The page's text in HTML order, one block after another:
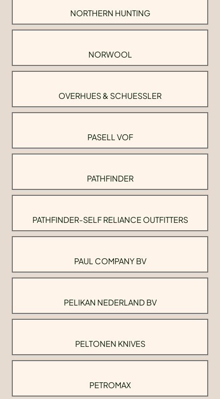
NORTHERN HUNTING
NORWOOL
OVERHUES & SCHUESSLER
PASELL VOF
PATHFINDER
PATHFINDER-SELF RELIANCE OUTFITTERS
PAUL COMPANY BV
PELIKAN NEDERLAND BV
PELTONEN KNIVES
PETROMAX